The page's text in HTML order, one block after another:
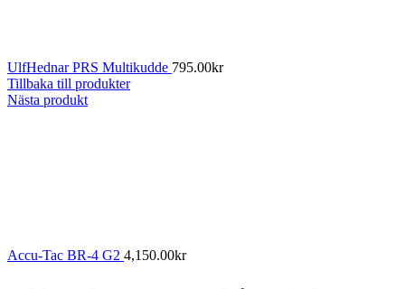
UlfHednar PRS Multikudde 795.00kr
Tillbaka till produkter
Nästa produkt
Accu-Tac BR-4 G2 4,150.00kr